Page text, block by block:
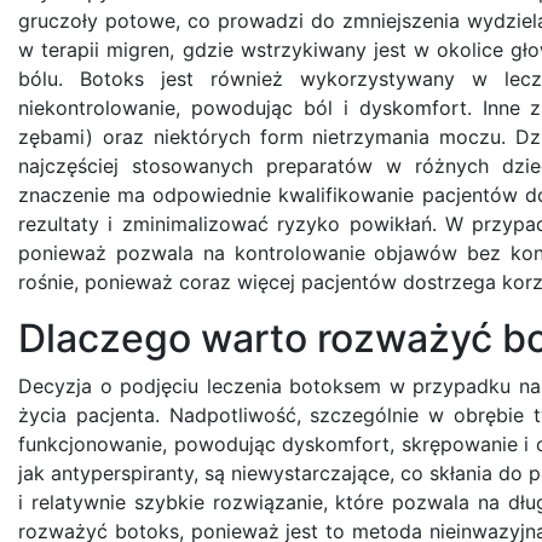
gruczoły potowe, co prowadzi do zmniejszenia
w terapii migren, gdzie wstrzykiwany jest w okolice
bólu. Botoks jest również wykorzystywany w
niekontrolowanie, powodując ból i dyskomfort. Inne
zębami) oraz niektórych form nietrzymania moczu.
najczęściej stosowanych preparatów w różnych
znaczenie ma odpowiednie kwalifikowanie pacjentów
rezultaty i zminimalizować ryzyko powikłań. W
ponieważ pozwala na kontrolowanie objawów bez
rośnie, ponieważ coraz więcej pacjentów dostrzega
Dlaczego warto rozważyć
Decyzja o podjęciu leczenia botoksem w przypadku
życia pacjenta. Nadpotliwość, szczególnie w obrębie
funkcjonowanie, powodując dyskomfort, skrępowanie
jak antyperspiranty, są niewystarczające, co skłania
i relatywnie szybkie rozwiązanie, które pozwala na
rozważyć botoks, ponieważ jest to metoda